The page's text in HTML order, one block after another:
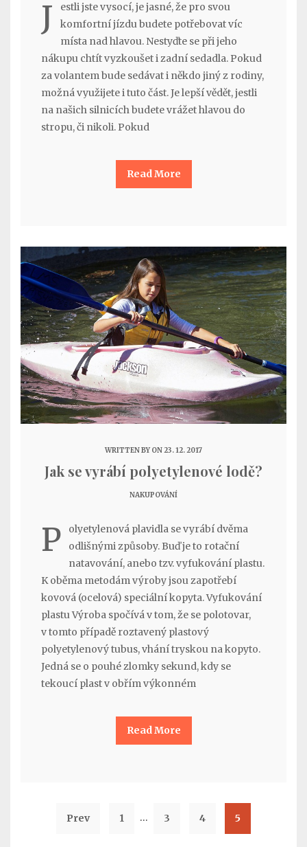
J
estli jste vysocí, je jasné, že pro svou
komfortní jízdu budete potřebovat víc
místa nad hlavou. Nestyďte se při jeho
nákupu chtít vyzkoušet i zadní sedadla. Pokud
za volantem bude sedávat i někdo jiný z rodiny,
možná využijete i tuto část. Je lepší vědět, jestli
na našich silnicích budete vrážet hlavou do
stropu, či nikoli. Pokud
Read More
WRITTEN BY ON 23. 12. 2017
Jak se vyrábí polyetylenové lodě?
NAKUPOVÁNÍ
P
olyetylenová plavidla se vyrábí dvěma
odlišnými způsoby. Buď je to rotační
natavování, anebo tzv. vyfukování plastu.
K oběma metodám výroby jsou zapotřebí
kovová (ocelová) speciální kopyta. Vyfukování
plastu Výroba spočívá v tom, že se polotovar,
v tomto případě roztavený plastový
polyetylenový tubus, vhání tryskou na kopyto.
Jedná se o pouhé zlomky sekund, kdy se
tekoucí plast v obřím výkonném
Read More
Prev 1 … 3 4 5